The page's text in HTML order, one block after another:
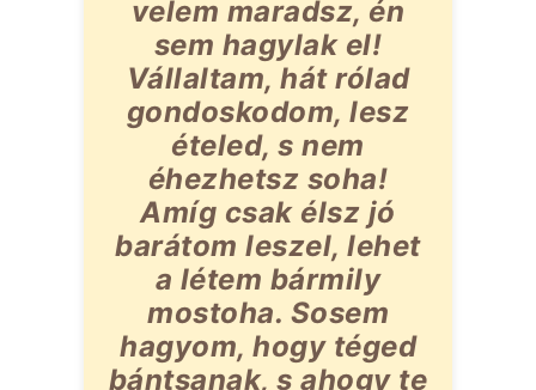
velem maradsz, én
sem hagylak el!
Vállaltam, hát rólad
gondoskodom, lesz
ételed, s nem
éhezhetsz soha!
Amíg csak élsz jó
barátom leszel, lehet
a létem bármily
mostoha. Sosem
hagyom, hogy téged
bántsanak, s ahogy te